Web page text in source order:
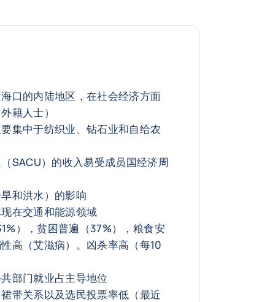
口的内陆地区，在社会经济方面
籍人士）
集中于纺织业、钻石业和自给农
SACU）的收入易受成员国经济周
和洪水）的影响
在交通和能源领域
），贫困普遍（37%），粮食安
高（艾滋病）。凶杀率高（每10
部门就业占主导地位
带关系以及选民投票率低（最近